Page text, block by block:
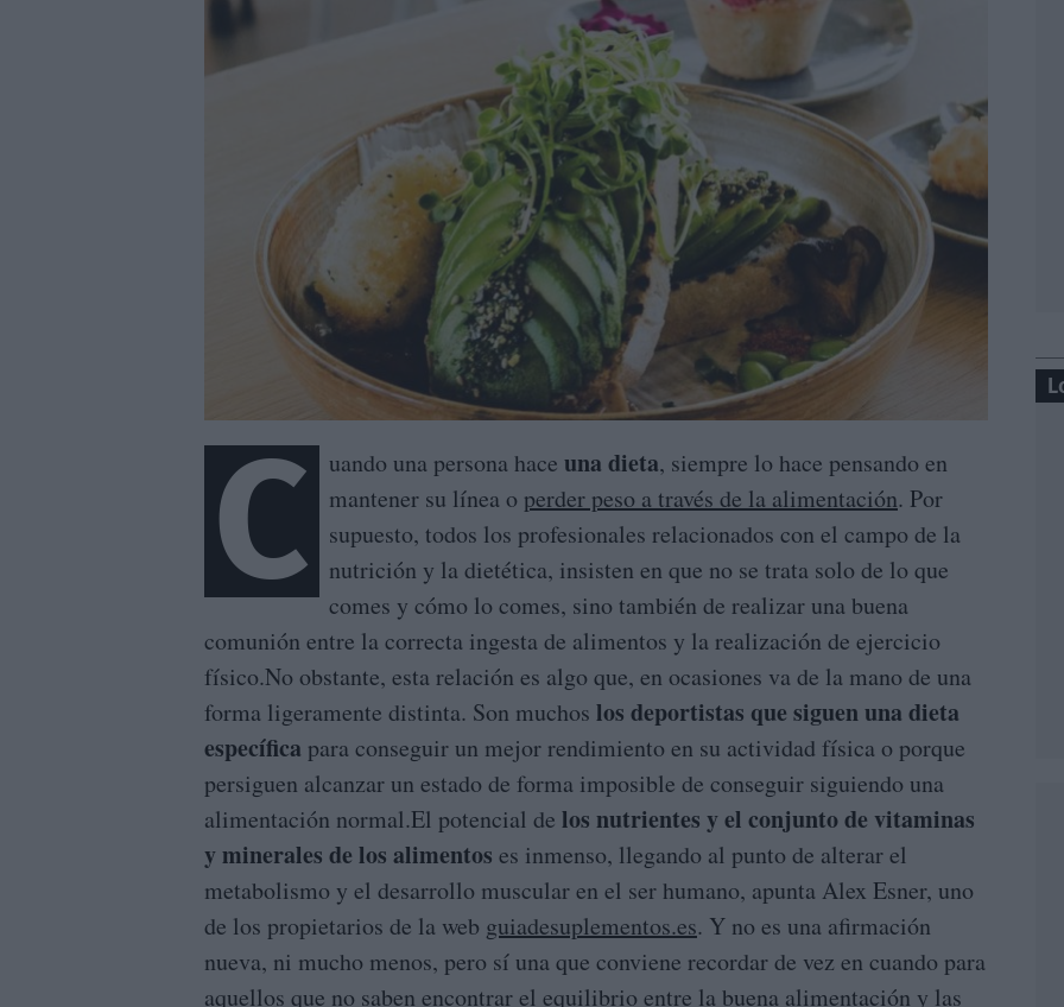
C uando una persona hace una dieta, siempre lo hace pensando en
mantener su línea o perder peso a través de la alimentación. Por
supuesto, todos los profesionales relacionados con el campo de la
nutrición y la dietética, insisten en que no se trata solo de lo que
comes y cómo lo comes, sino también de realizar una buena
comunión entre la correcta ingesta de alimentos y la realización de ejercicio
físico.No obstante, esta relación es algo que, en ocasiones va de la mano de una
forma ligeramente distinta. Son muchos los deportistas que siguen una dieta
específica para conseguir un mejor rendimiento en su actividad física o porque
persiguen alcanzar un estado de forma imposible de conseguir siguiendo una
alimentación normal.El potencial de los nutrientes y el conjunto de vitaminas
y minerales de los alimentos es inmenso, llegando al punto de alterar el
metabolismo y el desarrollo muscular en el ser humano, apunta Alex Esner, uno
de los propietarios de la web guiadesuplementos.es. Y no es una afirmación
nueva, ni mucho menos, pero sí una que conviene recordar de vez en cuando para
aquellos que no saben encontrar el equilibrio entre la buena alimentación y las